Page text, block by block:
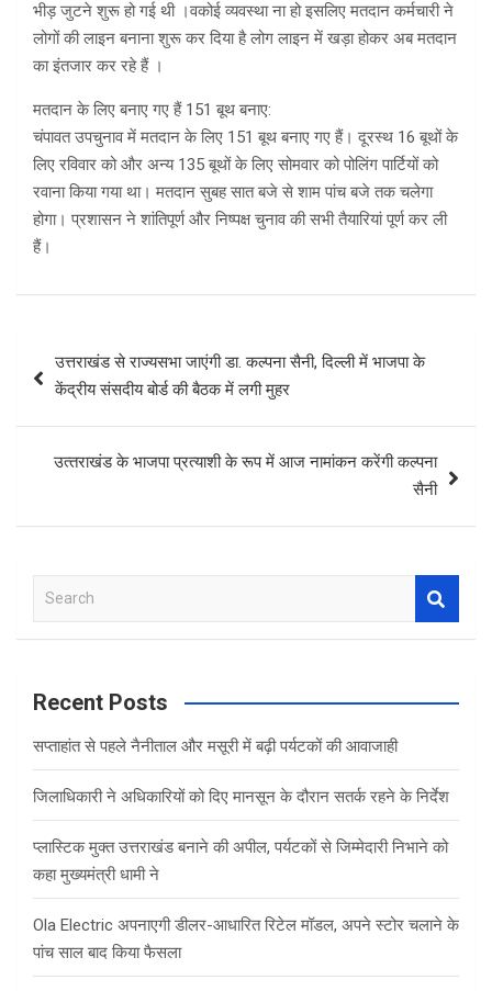
भीड़ जुटने शुरू हो गई थी ।वकोई व्यवस्था ना हो इसलिए मतदान कर्मचारी ने
लोगों की लाइन बनाना शुरू कर दिया है लोग लाइन में खड़ा होकर अब मतदान
का इंतजार कर रहे हैं ।
मतदान के लिए बनाए गए हैं 151 बूथ बनाए:
चंपावत उपचुनाव में मतदान के लिए 151 बूथ बनाए गए हैं। दूरस्थ 16 बूथों के
लिए रविवार को और अन्य 135 बूथों के लिए सोमवार को पोलिंग पार्टियों को
रवाना किया गया था। मतदान सुबह सात बजे से शाम पांच बजे तक चलेगा
होगा। प्रशासन ने शांतिपूर्ण और निष्पक्ष चुनाव की सभी तैयारियां पूर्ण कर ली
हैं।
navigation
उत्तराखंड से राज्यसभा जाएंगी डा. कल्पना सैनी, दिल्ली में भाजपा के
केंद्रीय संसदीय बोर्ड की बैठक में लगी मुहर
उत्‍तराखंड के भाजपा प्रत्‍याशी के रूप में आज नामांकन करेंगी कल्पना
सैनी
a
c
Recent Posts
सप्ताहांत से पहले नैनीताल और मसूरी में बढ़ी पर्यटकों की आवाजाही
जिलाधिकारी ने अधिकारियों को दिए मानसून के दौरान सतर्क रहने के निर्देश
प्लास्टिक मुक्त उत्तराखंड बनाने की अपील, पर्यटकों से जिम्मेदारी निभाने को
कहा मुख्यमंत्री धामी ने
Ola Electric अपनाएगी डीलर-आधारित रिटेल मॉडल, अपने स्टोर चलाने के
पांच साल बाद किया फैसला